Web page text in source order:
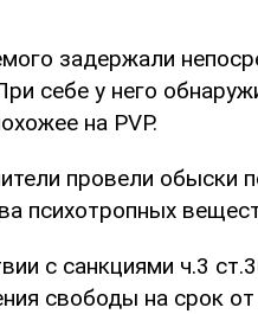
задержали
себе у него
на PVP.
провели обыски
психотропных
с санкциями ч.3
свободы на срок